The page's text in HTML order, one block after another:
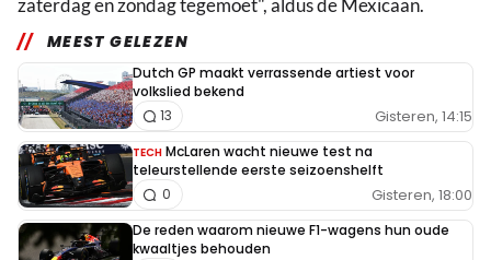
zaterdag en zondag tegemoet", aldus de Mexicaan.
MEEST GELEZEN
Dutch GP maakt verrassende artiest voor
volkslied bekend
Gisteren, 14:15
13
TECH McLaren wacht nieuwe test na
teleurstellende eerste seizoenshelft
Gisteren, 18:00
0
De reden waarom nieuwe F1-wagens hun oude
kwaaltjes behouden